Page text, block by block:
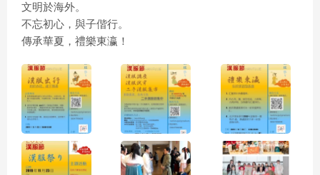
文明於海外。
不忘初心，與子偕行。
傳承華夏，禮樂東瀛！